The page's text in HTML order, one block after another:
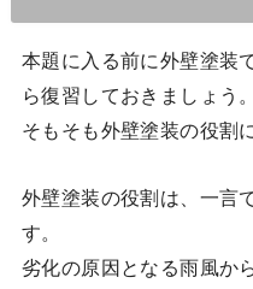
本題に入る前に外壁塗装
ら復習しておきましょう。
そもそも外壁塗装の役割
外壁塗装の役割は、一言
す。
劣化の原因となる雨風か